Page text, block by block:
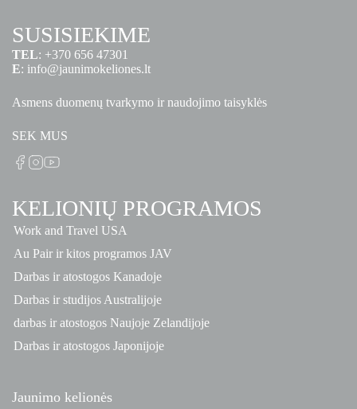
SUSISIEKIME
TEL: +370 656 47301
E: info@jaunimokeliones.lt
Asmens duomenų tvarkymo ir naudojimo taisyklės
SEK MUS
KELIONIŲ PROGRAMOS
Work and Travel USA
Au Pair ir kitos programos JAV
Darbas ir atostogos Kanadoje
Darbas ir studijos Australijoje
darbas ir atostogos Naujoje Zelandijoje
Darbas ir atostogos Japonijoje
Jaunimo kelionės